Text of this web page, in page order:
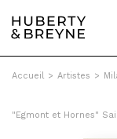
Accueil > Artistes >
"Egmont et Hornes"